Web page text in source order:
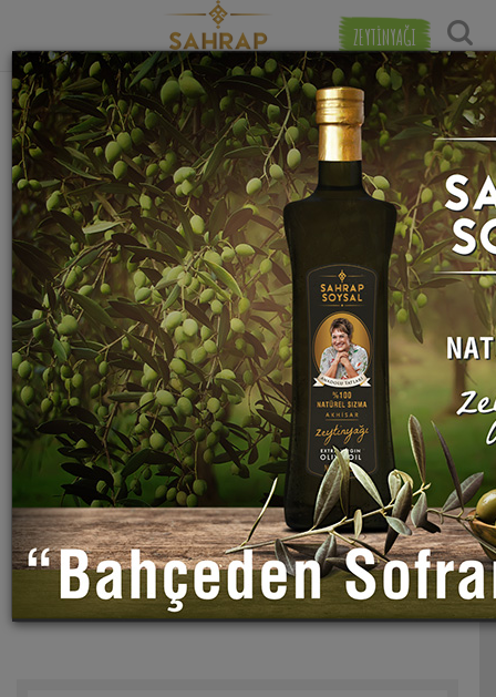
ZEYTİNYAĞI
"yeşil zeytin" etiketiyle eşleşen (18) tarif
bulundu.
Tarihe